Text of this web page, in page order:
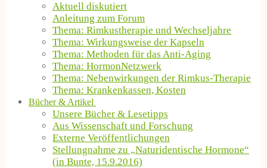
Aktuell diskutiert
Anleitung zum Forum
Thema: Rimkustherapie und Wechseljahre
Thema: Wirkungsweise der Kapseln
Thema: Methoden für das Anti-Aging
Thema: HormonNetzwerk
Thema: Nebenwirkungen der Rimkus-Therapie
Thema: Krankenkassen, Kosten
Bücher & Artikel
Unsere Bücher & Lesetipps
Aus Wissenschaft und Forschung
Externe Veröffentlichungen
Stellungnahme zu „Naturidentische Hormone“
(in Bunte, 15.9.2016)